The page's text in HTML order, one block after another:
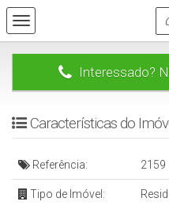
Interessado?
Características do
Referência: 2159
Tipo de Imóvel: